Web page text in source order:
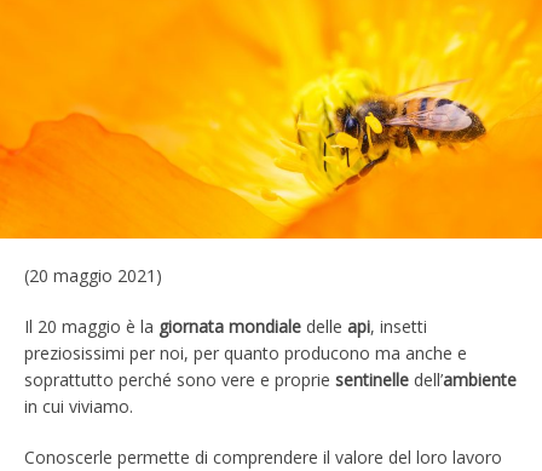
(20 maggio 2021)
Il 20 maggio è la giornata mondiale delle api, insetti
preziosissimi per noi, per quanto producono ma anche e
soprattutto perché sono vere e proprie sentinelle dell’ambiente
in cui viviamo.
Conoscerle permette di comprendere il valore del loro lavoro